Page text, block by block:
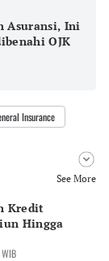
Asuransi, Ini
OJK
Insurance
See More
Kredit
Hingga